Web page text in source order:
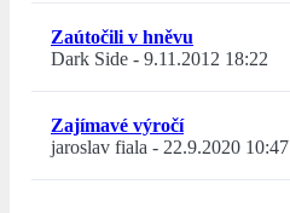
Zaútočili v hněvu
Dark Side - 9.11.2012 18:22
Zajímavé výročí
jaroslav fiala - 22.9.2020 10:47